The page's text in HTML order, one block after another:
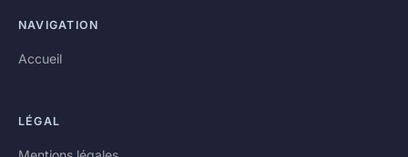
NAVIGATION
Accueil
LÉGAL